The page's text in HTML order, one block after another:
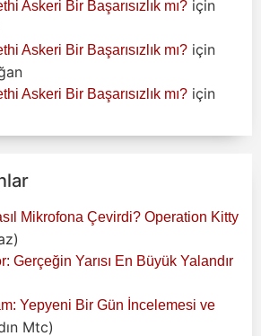
Askeri Bir Başarısızlık mı? için
Askeri Bir Başarısızlık mı? için
Askeri Bir Başarısızlık mı? için
Mikrofona Çevirdi? Operation Kitty
Gerçeğin Yarısı En Büyük Yalandır
Yepyeni Bir Gün İncelemesi ve
Mtc)